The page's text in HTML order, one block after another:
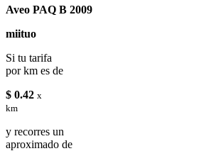
Aveo PAQ B 2009
miituo
Si tu tarifa
por km es de
$ 0.42 x
km
y recorres un
aproximado de